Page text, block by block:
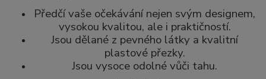
Předčí vaše očekávání nejen svým designem,
vysokou kvalitou, ale i praktičností.
Jsou dělané z pevného látky a kvalitní
plastové přezky.
Jsou vysoce odolné vůči tahu.